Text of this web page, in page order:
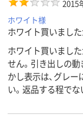
2015
ホワイト様
ホワイト買いましたが
ホワイト買いまし
せん。引き出しの
かし表示は、グレ
い。返品する程でな